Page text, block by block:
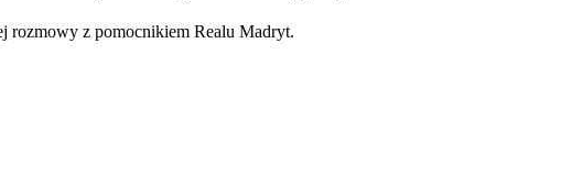
rozmowy z pomocnikiem Realu Madryt.